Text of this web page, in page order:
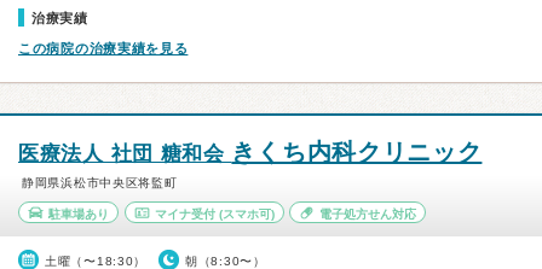
治療実績
この病院の治療実績を見る
医療法人 社団 糖和会 きくち内科クリニック
静岡県浜松市中央区将監町
駐車場あり マイナ受付(スマホ可) 電子処方せん対応
土曜（〜18:30） 朝（8:30〜）